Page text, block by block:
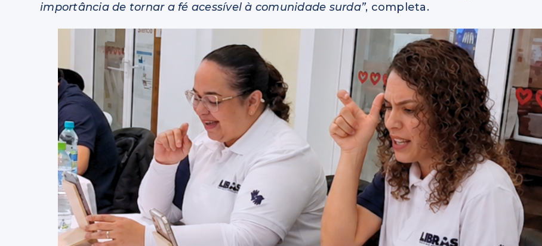
importância de tornar a fé acessível à comunidade surda”, completa.